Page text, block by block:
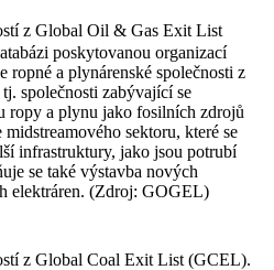
z Global Oil & Gas Exit List
poskytovanou organizací
ropné a plynárenské společnosti z
společnosti zabývající se
ropy a plynu jako fosilních zdrojů
midstreamového sektoru, které se
infrastruktury, jako jsou potrubí
se také výstavba nových
elektráren. (Zdroj: GOGEL)
z Global Coal Exit List (GCEL).